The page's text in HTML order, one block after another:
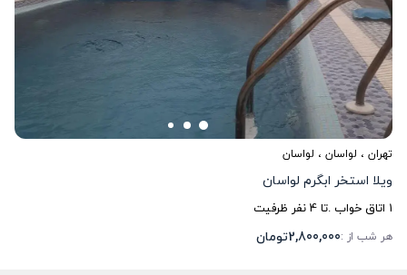
تهران ، لواسان ، لواسان
ویلا استخر ابگرم لواسان
1 اتاق خواب .تا4نفر ظرفیت
هر شب از :2,800,000تومان